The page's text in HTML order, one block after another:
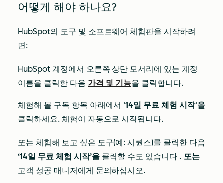
어떻게 해야 하나요?
HubSpot의 도구 및 소프트웨어 체험판을 시작하려
면:
HubSpot 계정에서 오른쪽 상단 모서리에 있는 계정
이름을 클릭한 다음 가격 및 기능을 클릭합니다.
체험해 볼 구독 항목 아래에서 '14일 무료 체험 시작'을
클릭하세요. 체험이 자동으로 시작됩니다.
또는 체험해 보고 싶은 도구(예: 시퀀스)를 클릭한 다음
‘14일 무료 체험 시작’을 클릭할 수도 있습니다 . 또는
고객 성공 매니저에게 문의하십시오.